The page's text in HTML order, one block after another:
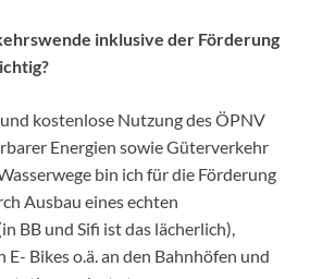
inklusive der Förderung
kostenlose Nutzung des ÖPNV
Energien sowie Güterverkehr
bin ich für die Förderung
Ausbau eines echten
BB und Sifi ist das lächerlich),
Bikes o.ä. an den Bahnhöfen und